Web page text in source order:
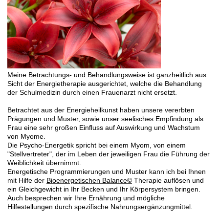
Meine Betrachtungs- und Behandlungsweise ist ganzheitlich aus
Sicht der Energietherapie ausgerichtet, welche die Behandlung
der Schulmedizin durch einen Frauenarzt nicht ersetzt.
Betrachtet aus der Energieheilkunst haben unsere vererbten
Prägungen und Muster, sowie unser seelisches Empfindung als
Frau eine sehr großen Einfluss auf Auswirkung und Wachstum
von Myome.
Die Psycho-Energetik spricht bei einem Myom, von einem
"Stellvertreter", der im Leben der jeweiligen Frau die Führung der
Weiblichkeit übernimmt.
Energetische Programmierungen und Muster kann ich bei Ihnen
mit Hilfe der Bioenergetischen Balance© Therapie auflösen und
ein Gleichgewicht in Ihr Becken und Ihr Körpersystem bringen.
Auch besprechen wir Ihre Ernährung und mögliche
Hilfestellungen durch spezifische Nahrungsergänzungmittel.